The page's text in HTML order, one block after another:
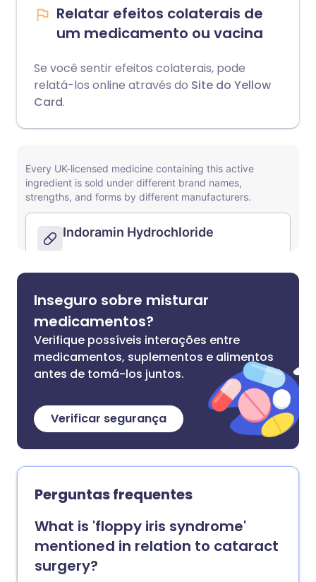
Relatar efeitos colaterais de
um medicamento ou vacina
Se você sentir efeitos colaterais, pode
relatá-los online através do Site do Yellow
Card.
Inseguro sobre misturar
medicamentos?
Verifique possíveis interações entre
medicamentos, suplementos e alimentos
antes de tomá-los juntos.
Verificar segurança
Perguntas frequentes
What is 'floppy iris syndrome'
mentioned in relation to cataract
surgery?